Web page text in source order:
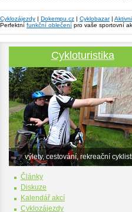
Cyklozájezdy | Dokempu.cz | Cyklobazar|
Perfektní funkční oblečení pro vaše sportovní
Cykloturistika
výlety, cestování, rekreační
Články
Diskuze
Kalendář akcí
Cyklozájezdy